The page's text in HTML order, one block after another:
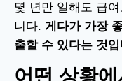
몇 년만 일해도 급
니다. 게다가 가장
출할 수 있다는 것
어떤 상황